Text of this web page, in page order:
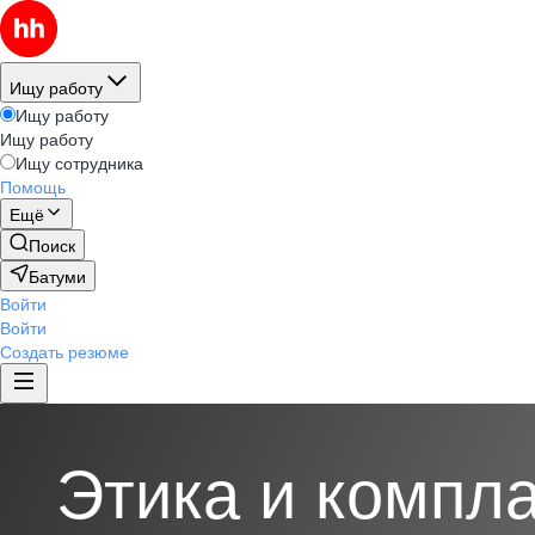
Ищу работу
Ищу работу
Ищу работу
Ищу сотрудника
Помощь
Ещё
Поиск
Батуми
Войти
Войти
Создать резюме
Этика и